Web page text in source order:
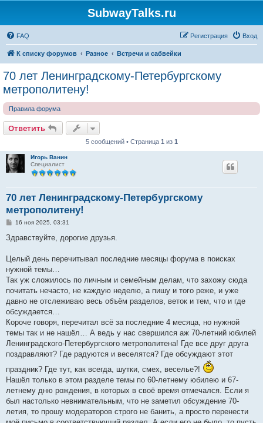
SubwayTalks.ru
FAQ Вход
Регистрация
К списку форумов Разное Встречи и сабвейки
70 лет Ленинградскому-Петербургскому
метрополитену!
Правила форума
Ответить
5 сообщений • Страница 1 из 1
Игорь Ванин
Специалист
70 лет Ленинградскому-Петербургскому
метрополитену!
С
о
б
е
и
е
16 ноя 2025, 03:31
Здравствуйте, дорогие друзья.
Целый день перечитывал последние месяцы форума в поисках
нужной темы…
Так уж сложилось по личным и семейным делам, что захожу сюда
почитать нечасто, не каждую неделю, а пишу и того реже, и уже
давно не отслеживаю весь объём разделов, веток и тем, что и где
обсуждается…
Короче говоря, перечитал всё за последние 4 месяца, но нужной
темы так и не нашёл… А ведь у нас свершился аж 70-летний юбилей
Ленинградского-Петербургского метрополитена! Где все друг друга
поздравляют? Где радуются и веселятся? Где обсуждают этот
праздник? Где тут, как всегда, шутки, смех, веселье?!
Нашёл только в этом разделе темы по 60-летнему юбилею и 67-
летнему дню рождения, в которых в своё время отмечался. Если я
был настолько невнимательным, что не заметил обсуждение 70-
летия, то прошу модераторов строго не банить, а просто перенести